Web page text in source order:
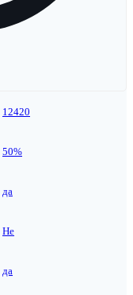
12420
50%
да
Не
да